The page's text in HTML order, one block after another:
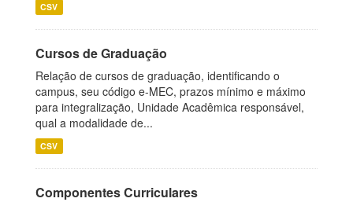
CSV
Cursos de Graduação
Relação de cursos de graduação, identificando o
campus, seu código e-MEC, prazos mínimo e máximo
para integralização, Unidade Acadêmica responsável,
qual a modalidade de...
CSV
Componentes Curriculares